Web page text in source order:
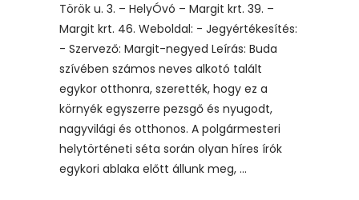
Török u. 3. – HelyÓvó – Margit krt. 39. –
Margit krt. 46. Weboldal: - Jegyértékesítés:
- Szervező: Margit-negyed Leírás: Buda
szívében számos neves alkotó talált
egykor otthonra, szerették, hogy ez a
környék egyszerre pezsgő és nyugodt,
nagyvilági és otthonos. A polgármesteri
helytörténeti séta során olyan híres írók
egykori ablaka előtt állunk meg,